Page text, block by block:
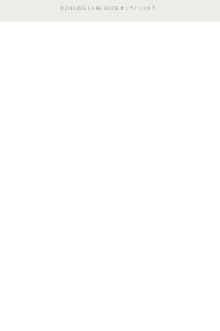
© 2013-2026 LIVING HOUSE.オンラインストア.